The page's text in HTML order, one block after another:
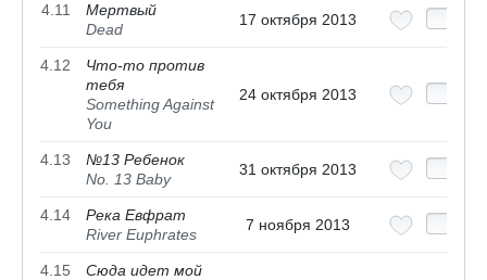
4.11
Мертвый
Dead
17 октября 2013
4.12
Что-то против
тебя
Something Against
You
24 октября 2013
4.13
№13 Ребенок
No. 13 Baby
31 октября 2013
4.14
Река Евфрат
River Euphrates
7 ноября 2013
4.15
Сюда идет мой